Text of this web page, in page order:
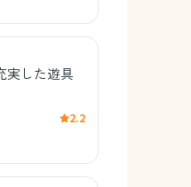
実した遊具
2.2